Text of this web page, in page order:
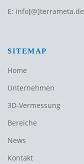
E: info[@]terrameta.de
SITEMAP
Home
Unternehmen
3D-Vermessung
Bereiche
News
Kontakt